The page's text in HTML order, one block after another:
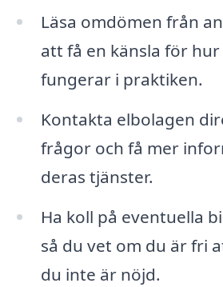
Läsa omdömen från
att få en känsla för
fungerar i praktiken.
Kontakta elbolagen
frågor och få mer
deras tjänster.
Ha koll på eventuella
så du vet om du är fri
du inte är nöjd.